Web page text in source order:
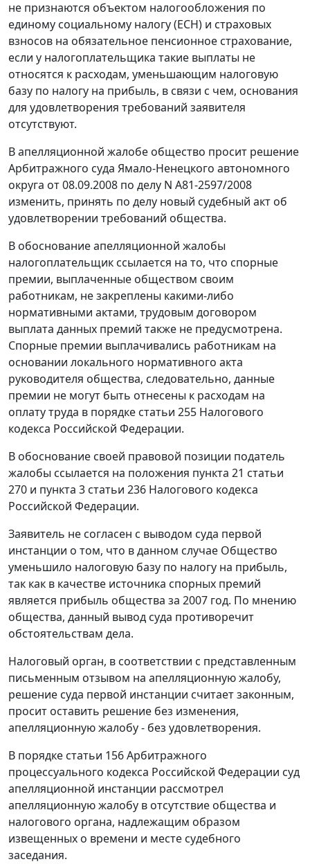
не признаются объектом налогообложения по
единому социальному налогу (ЕСН) и страховых
взносов на обязательное пенсионное страхование,
если у налогоплательщика такие выплаты не
относятся к расходам, уменьшающим налоговую
базу по налогу на прибыль, в связи с чем, основания
для удовлетворения требований заявителя
отсутствуют.
В апелляционной жалобе общество просит решение
Арбитражного суда Ямало-Ненецкого автономного
округа от 08.09.2008 по делу N А81-2597/2008
изменить, принять по делу новый судебный акт об
удовлетворении требований общества.
В обоснование апелляционной жалобы
налогоплательщик ссылается на то, что спорные
премии, выплаченные обществом своим
работникам, не закреплены какими-либо
нормативными актами, трудовым договором
выплата данных премий также не предусмотрена.
Спорные премии выплачивались работникам на
основании локального нормативного акта
руководителя общества, следовательно, данные
премии не могут быть отнесены к расходам на
оплату труда в порядке статьи 255 Налогового
кодекса Российской Федерации.
В обоснование своей правовой позиции податель
жалобы ссылается на положения пункта 21 статьи
270 и пункта 3 статьи 236 Налогового кодекса
Российской Федерации.
Заявитель не согласен с выводом суда первой
инстанции о том, что в данном случае Общество
уменьшило налоговую базу по налогу на прибыль,
так как в качестве источника спорных премий
является прибыль общества за 2007 год. По мнению
общества, данный вывод суда противоречит
обстоятельствам дела.
Налоговый орган, в соответствии с представленным
письменным отзывом на апелляционную жалобу,
решение суда первой инстанции считает законным,
просит оставить решение без изменения,
апелляционную жалобу - без удовлетворения.
В порядке статьи 156Арбитражного
процессуального кодекса Российской Федерации суд
апелляционной инстанции рассмотрел
апелляционную жалобу в отсутствие общества и
налогового органа, надлежащим образом
извещенных о времени и месте судебного
заседания.